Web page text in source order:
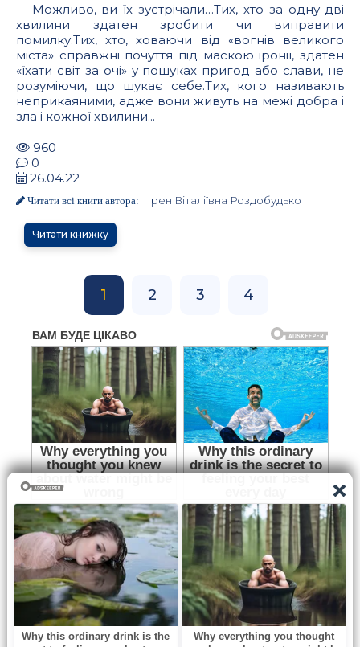
Можливо, ви їх зустрічали…Тих, хто за одну-дві
хвилини здатен зробити чи виправити
помилку.Тих, хто, ховаючи від «вогнів великого
міста» справжні почуття під маскою іронії, здатен
«їхати світ за очі» у пошуках пригод або слави, не
розуміючи, що шукає себе.Тих, кого називають
неприкаяними, адже вони живуть на межі добра і
зла і кожної хвилини...
960
0
26.04.22
Читати всі книги автора: Ірен Віталіївна Роздобудько
Читати книжку
1 2 3 4